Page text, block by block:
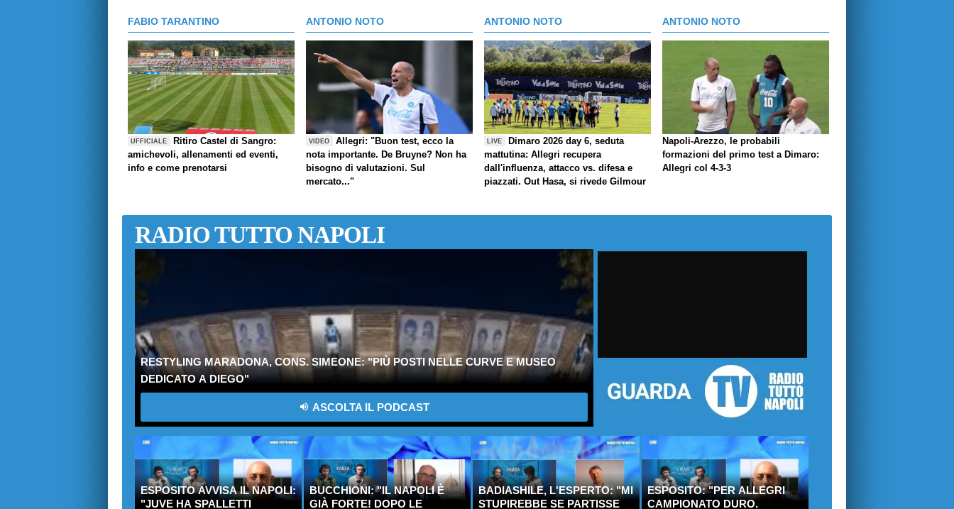
FABIO TARANTINO
UFFICIALE
Ritiro Castel di Sangro:
amichevoli, allenamenti ed eventi,
info e come prenotarsi
ANTONIO NOTO
VIDEO
Allegri: "Buon test, ecco la
nota importante. De Bruyne? Non ha
bisogno di valutazioni. Sul
mercato..."
ANTONIO NOTO
LIVE
Dimaro 2026 day 6, seduta
mattutina: Allegri recupera
dall'influenza, attacco vs. difesa e
piazzati. Out Hasa, si rivede Gilmour
ANTONIO NOTO
Napoli-Arezzo, le probabili
formazioni del primo test a Dimaro:
Allegri col 4-3-3
RADIO TUTTO NAPOLI
RESTYLING MARADONA, CONS. SIMEONE: "PIÙ POSTI NELLE CURVE E MUSEO
DEDICATO A DIEGO"
ASCOLTA IL PODCAST
ESPOSITO AVVISA IL NAPOLI:
"JUVE HA SPALLETTI
BUCCHIONI: "IL NAPOLI È
GIÀ FORTE! DOPO LE
BADIASHILE, L'ESPERTO: "MI
STUPIREBBE SE PARTISSE
ESPOSITO: "PER ALLEGRI
CAMPIONATO DURO.